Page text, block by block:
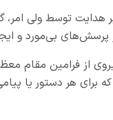
هدایت توسط ولی
بی‌مورد و
از فرامین مقام
برای هر دستور یا